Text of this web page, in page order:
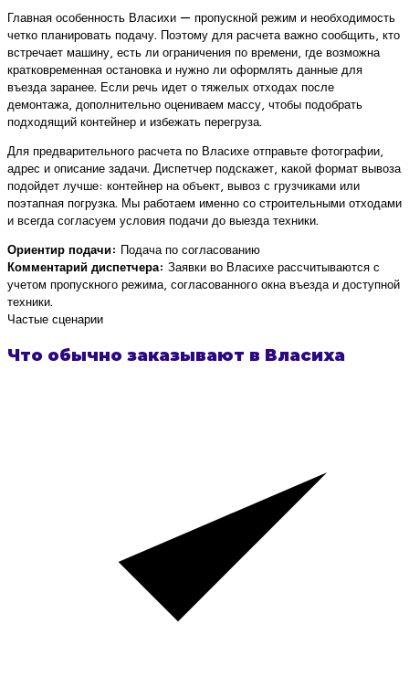
Главная особенность Власихи — пропускной режим и необходимость
четко планировать подачу. Поэтому для расчета важно сообщить, кто
встречает машину, есть ли ограничения по времени, где возможна
кратковременная остановка и нужно ли оформлять данные для
въезда заранее. Если речь идет о тяжелых отходах после
демонтажа, дополнительно оцениваем массу, чтобы подобрать
подходящий контейнер и избежать перегруза.
Для предварительного расчета по Власихе отправьте фотографии,
адрес и описание задачи. Диспетчер подскажет, какой формат вывоза
подойдет лучше: контейнер на объект, вывоз с грузчиками или
поэтапная погрузка. Мы работаем именно со строительными отходами
и всегда согласуем условия подачи до выезда техники.
Ориентир подачи: Подача по согласованию
Комментарий диспетчера: Заявки во Власихе рассчитываются с
учетом пропускного режима, согласованного окна въезда и доступной
техники.
Частые сценарии
Что обычно заказывают в Власиха